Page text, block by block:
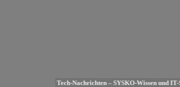
Tech-Nachrichten – SYSKO-Wissen und